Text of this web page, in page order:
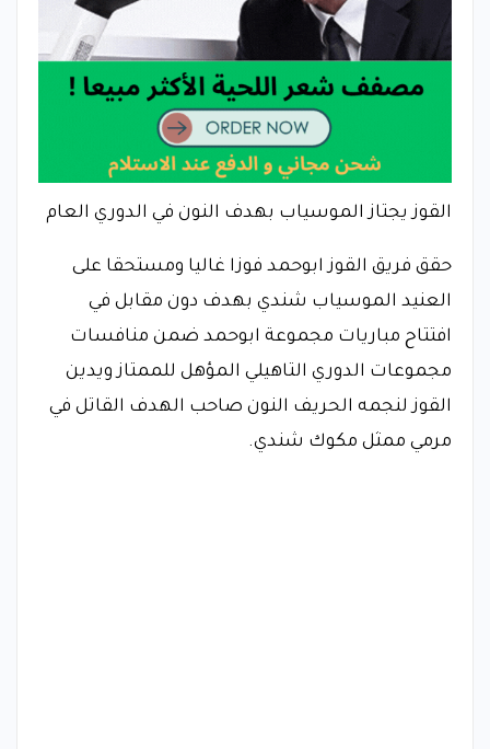
القوز يجتاز الموسياب بهدف النون في الدوري العام
حقق فريق القوز ابوحمد فوزا غاليا ومستحقا على
العنيد الموسياب شندي بهدف دون مقابل في
افتتاح مباريات مجموعة ابوحمد ضمن منافسات
مجموعات الدوري التاهيلي المؤهل للممتاز ويدين
القوز لنجمه الحريف النون صاحب الهدف القاتل في
مرمي ممثل مكوك شندي.